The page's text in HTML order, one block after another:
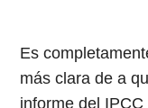
Es
más clara de a
informe del